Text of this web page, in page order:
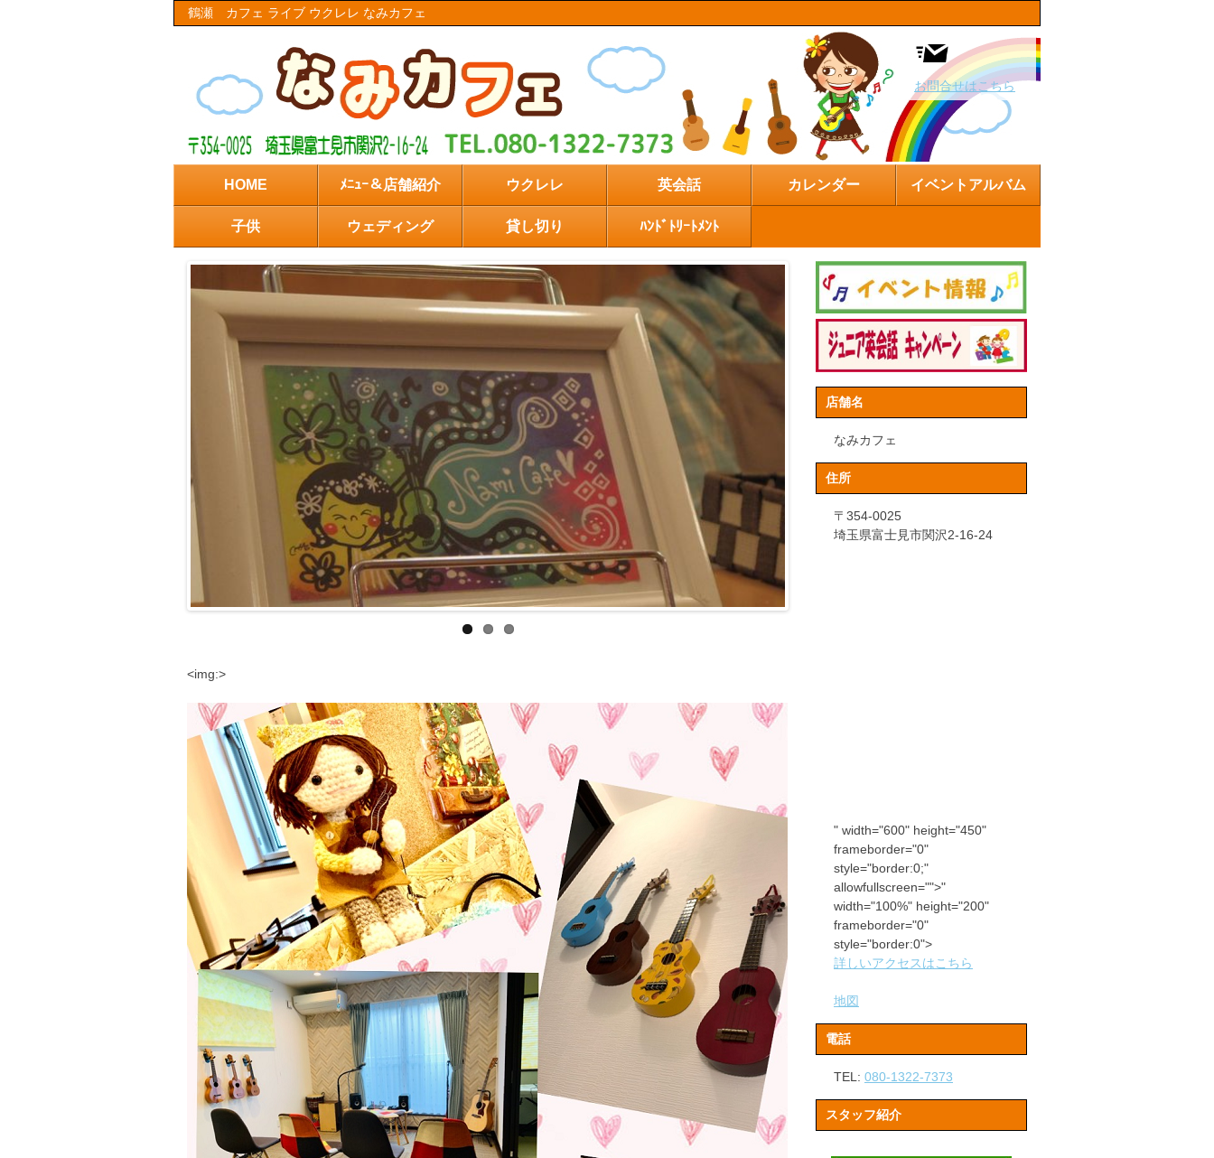
鶴瀬 カフェ ライブ ウクレレ なみカフェ
お問合せはこちら
HOME ﾒﾆｭｰ＆店舗紹介 ウクレレ 英会話 カレンダー イベントアルバム
子供 ウェディング 貸し切り ﾊﾝﾄﾞﾄﾘｰﾄﾒﾝﾄ
<img:>
店舗名
なみカフェ
住所
〒354-0025
埼玉県富士見市関沢2-16-24
" width="600" height="450"
frameborder="0"
style="border:0;"
allowfullscreen="">"
width="100%" height="200"
frameborder="0"
style="border:0">
詳しいアクセスはこちら
地図
電話
TEL: 080-1322-7373
スタッフ紹介